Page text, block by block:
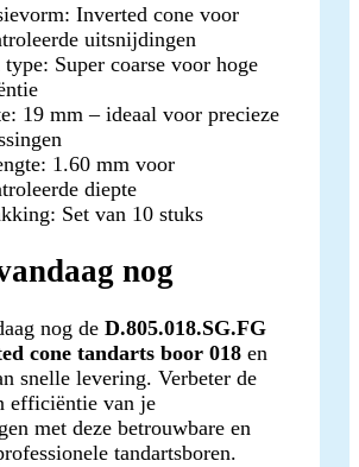
Inverted cone voor
uitsnijdingen
Super coarse voor hoge
19 mm – ideaal voor precieze
1.60 mm voor
diepte
Set van 10 stuks
nog
nog de D.805.018.SG.FG
cone tandarts boor 018 en
snelle levering. Verbeter de
efficiëntie van je
met deze betrouwbare en
tandartsboren.